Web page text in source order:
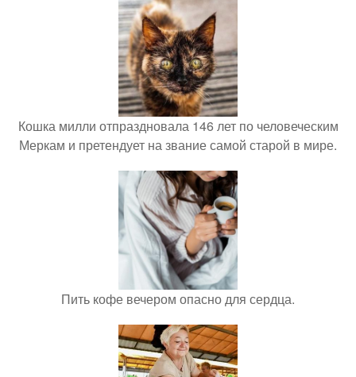
Кошка милли отпраздновала 146 лет по человеческим
Меркам и претендует на звание самой старой в мире.
Пить кофе вечером опасно для сердца.